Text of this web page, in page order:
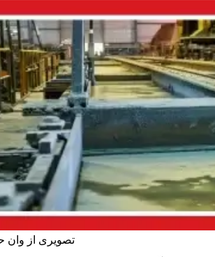
تصویری از وان